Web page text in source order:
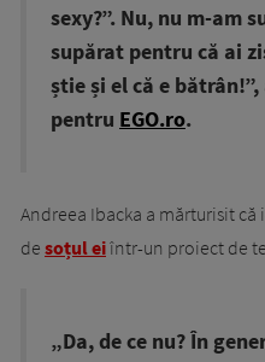
sexy?”. Nu, nu m-am
supărat pentru că ai
știe și el că e
pentru EGO.ro.
Andreea Ibacka a mărturisit
de soțul eiîntr-un proiect de
„Da, de ce nu? În